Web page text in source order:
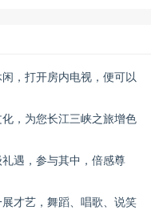
，打开房内电视，便可以
，为您长江三峡之旅增色
遇，参与其中，倍感尊
才艺，舞蹈、唱歌、说笑